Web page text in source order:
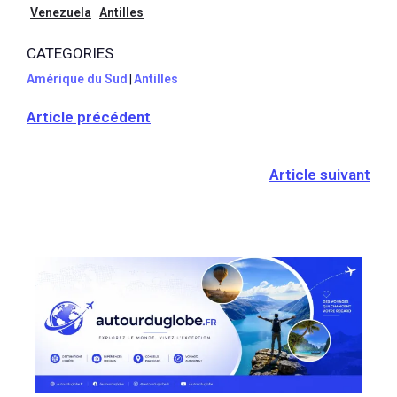
inoubliable
Venezuela
Antilles
CATEGORIES
Amérique du Sud Antilles
Article précédent
Article suivant